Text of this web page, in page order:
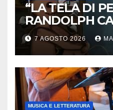
“LA TELA DI
RANDOLPH
ROTTURA
LIBERTÀ
7 AGOSTO 2026
MUSICA E LETTERATURA